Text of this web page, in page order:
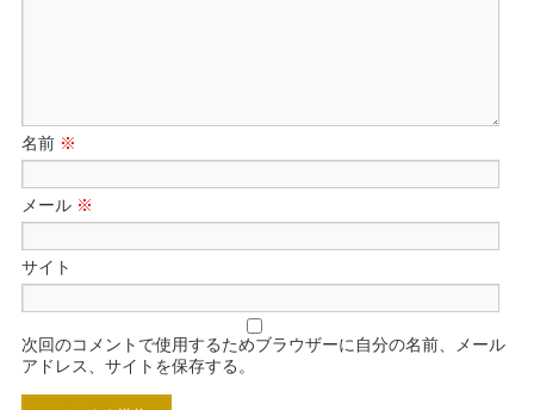
名前 ※
メール ※
サイト
次回のコメントで使用するためブラウザーに自分の名前、メール
アドレス、サイトを保存する。